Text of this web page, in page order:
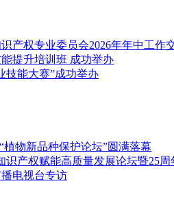
产权专业委员会2026年年中工作
提升培训班 成功举办
技能大赛”成功举办
物新品种保护论坛”圆满落幕
识产权赋能高质量发展论坛暨25
电视台专访